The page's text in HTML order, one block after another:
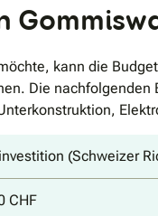
kann die
Die
(Schweizer
CHF